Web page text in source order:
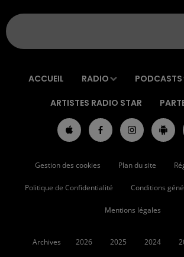
ACCUEIL RADIO PODCASTS
ARTISTES RADIO STAR
Gestion des cookies Plan du site
Politique de Confidentialité Conditions
Mentions légales
Archives 2026 2025 2024